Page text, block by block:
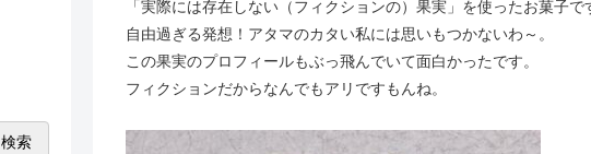
「実際には存在しない（フィクションの）果実」を使ったお菓子で
自由過ぎる発想！アタマのカタい私には思いもつかないわ～。
この果実のプロフィールもぶっ飛んでいて面白かったです。
フィクションだからなんでもアリですもんね。
検索